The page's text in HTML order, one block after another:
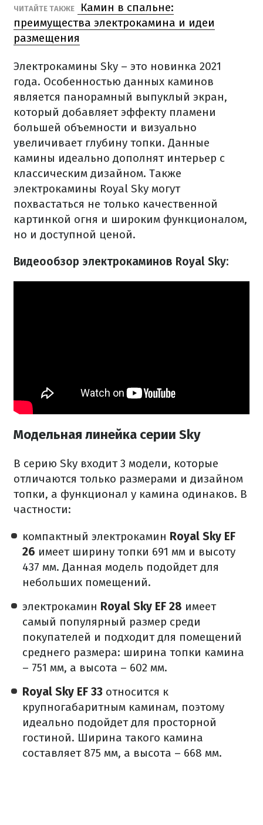
ЧИТАЙТЕ ТАКЖЕ
Камин в спальне:
преимущества электрокамина и идеи
размещения
Электрокамины Sky – это новинка 2021
года. Особенностью данных каминов
является панорамный выпуклый экран,
который добавляет эффекту пламени
большей объемности и визуально
увеличивает глубину топки. Данные
камины идеально дополнят интерьер с
классическим дизайном. Также
электрокамины Royal Sky могут
похвастаться не только качественной
картинкой огня и широким функционалом,
но и доступной ценой.
Видеообзор электрокаминов Royal Sky:
Модельная линейка серии Sky
В серию Sky входит 3 модели, которые
отличаются только размерами и дизайном
топки, а функционал у камина одинаков. В
частности:
компактный электрокамин Royal Sky EF
26 имеет ширину топки 691 мм и высоту
437 мм. Данная модель подойдет для
небольших помещений.
электрокамин Royal Sky EF 28 имеет
самый популярный размер среди
покупателей и подходит для помещений
среднего размера: ширина топки камина
– 751 мм, а высота – 602 мм.
Royal Sky EF 33 относится к
крупногабаритным каминам, поэтому
идеально подойдет для просторной
гостиной. Ширина такого камина
составляет 875 мм, а высота – 668 мм.